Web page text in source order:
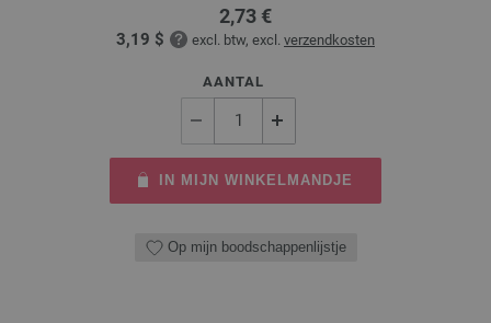
2,73 €
3,19 $ excl. btw, excl. verzendkosten
AANTAL
IN MIJN WINKELMANDJE
Op mijn boodschappenlijstje